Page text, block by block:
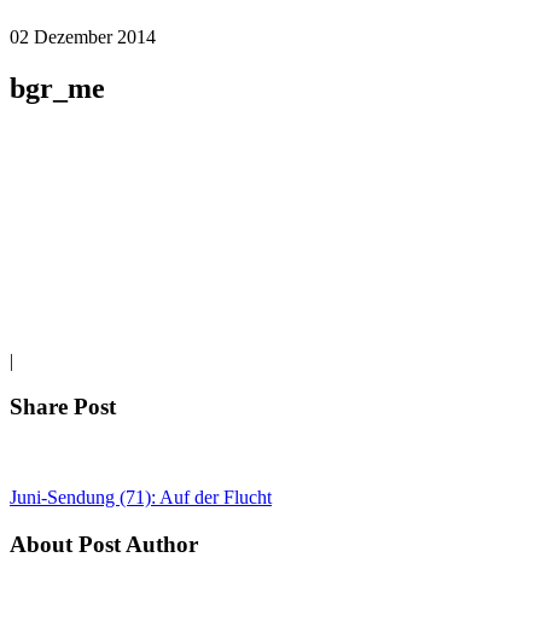
02 Dezember 2014
bgr_me
|
Share Post
Juni-Sendung (71): Auf der Flucht
About Post Author